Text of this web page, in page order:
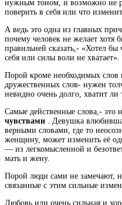
нужным тоном, и возможно не
поверить в себя или что
А ведь это одна из главных
почему человек не желает хотя
правильней сказать,- «Хотел
себя или силы воли не хватает».
Порой кроме необходимых слов
дружественных слов- нужен
невидно очень долго, хватит ли
Самые действенные слова,- это
чувствами . Девушка
верными словами, где то
женщину, может изменить её
— из легкомысленной и
мать и жену.
Порой люди сами не замечают,
связанные с этим сильные
Любовь или очень сильная и